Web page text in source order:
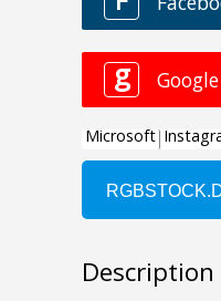
Description